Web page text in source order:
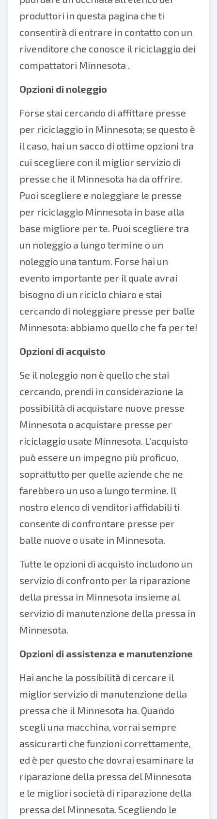
produttori in questa pagina che ti
consentirà di entrare in contatto con un
rivenditore che conosce il riciclaggio dei
compattatori Minnesota .
Opzioni di noleggio
Forse stai cercando di affittare presse
per riciclaggio in Minnesota; se questo è
il caso, hai un sacco di ottime opzioni tra
cui scegliere con il miglior servizio di
presse che il Minnesota ha da offrire.
Puoi scegliere e noleggiare le presse
per riciclaggio Minnesota in base alla
base migliore per te. Puoi scegliere tra
un noleggio a lungo termine o un
noleggio una tantum. Forse hai un
evento importante per il quale avrai
bisogno di un riciclo chiaro e stai
cercando di noleggiare presse per balle
Minnesota: abbiamo quello che fa per te!
Opzioni di acquisto
Se il noleggio non è quello che stai
cercando, prendi in considerazione la
possibilità di acquistare nuove presse
Minnesota o acquistare presse per
riciclaggio usate Minnesota. L'acquisto
può essere un impegno più proficuo,
soprattutto per quelle aziende che ne
farebbero un uso a lungo termine. Il
nostro elenco di venditori affidabili ti
consente di confrontare presse per
balle nuove o usate in Minnesota.
Tutte le opzioni di acquisto includono un
servizio di confronto per la riparazione
della pressa in Minnesota insieme al
servizio di manutenzione della pressa in
Minnesota.
Opzioni di assistenza e manutenzione
Hai anche la possibilità di cercare il
miglior servizio di manutenzione della
pressa che il Minnesota ha. Quando
scegli una macchina, vorrai sempre
assicurarti che funzioni correttamente,
ed è per questo che dovrai esaminare la
riparazione della pressa del Minnesota
e le migliori società di riparazione della
pressa del Minnesota. Scegliendo le